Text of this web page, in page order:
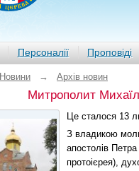
Персоналії Проповіді
Новини → Архів новин
Митрополит
Це сталося 13
З владикою
апостолів
протоієрея),